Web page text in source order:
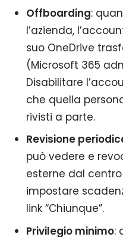
Offboarding:
l’azienda,
suo OneDrive
(Microsoft 365
Disabilitare
che quella
rivisti a parte.
Revisione
può vedere e
esterne dal
impostare
link “Chiunque”.
Privilegio minimo: